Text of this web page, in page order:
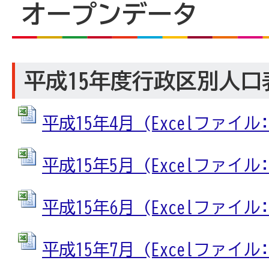
オープンデータ
平成15年度行政区別人
平成15年4月 (Excelファイル
平成15年5月 (Excelファイル
平成15年6月 (Excelファイル
平成15年7月 (Excelファイル